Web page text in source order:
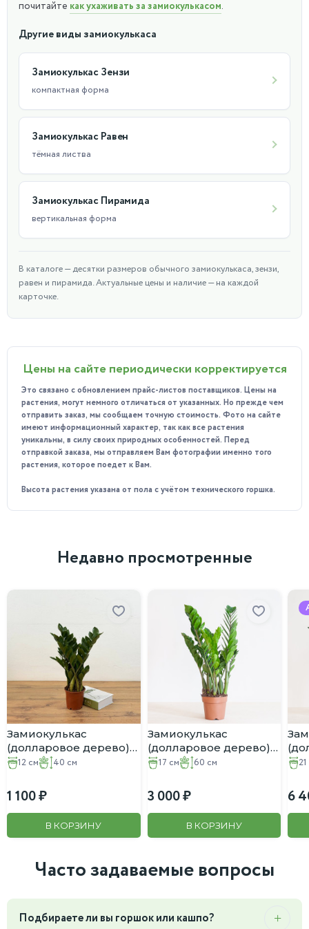
В нашем магазине вы найдете широкий ассортимент
горшечных растений, а также необходимые аксессуары для
хотят привнести в свой дом немного уюта и красоты.
почитайте как ухаживать за замиокулькасом.
Другие виды замиокулькаса
Замиокулькас Зензи
компактная форма
Замиокулькас Равен
тёмная листва
Замиокулькас Пирамида
вертикальная форма
В каталоге — десятки размеров обычного замиокулькаса, зензи,
равен и пирамида. Актуальные цены и наличие — на каждой
карточке.
Цены на сайте периодически корректируется
Это связано с обновлением прайс-листов поставщиков. Цены на
растения, могут немного отличаться от указанных. Но прежде чем
отправить заказ, мы сообщаем точную стоимость. Фото на сайте
имеют информационный характер, так как все растения
уникальны, в силу своих природных особенностей. Перед
отправкой заказа, мы отправляем Вам фотографии именно того
растения, которое поедет к Вам.
Высота растения указана от пола с учётом технического горшка.
Недавно просмотренные
Замиокулькас
(долларовое дерево)
D:12CM H:40CM
12 см 40 см
1 100
В КОРЗИНУ
Замиокулькас
(долларовое дерево)
D:17CM H:60CM
17 см 60 см
3 000
В КОРЗИНУ
6
Часто задаваемые вопросы
Подбираете ли вы горшок или кашпо?